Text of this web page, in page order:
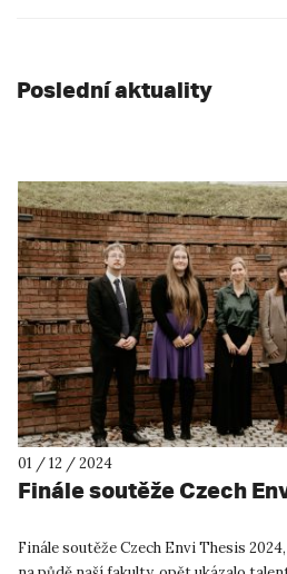
Poslední aktuality
01 / 12 / 2024
Finále soutěže Czech
Finále soutěže Czech Envi Thesis